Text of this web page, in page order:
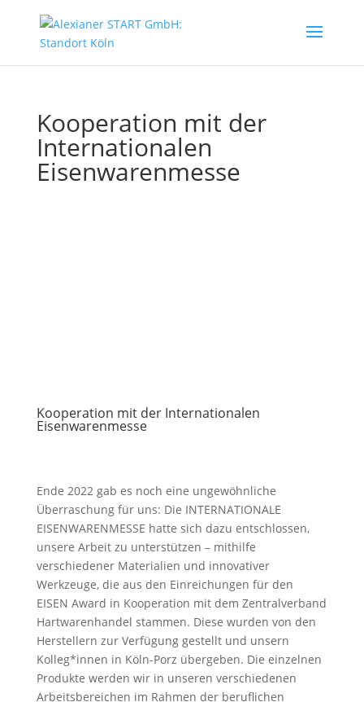
Kooperation mit der
Internationalen
Eisenwarenmesse
Kooperation mit der Internationalen
Eisenwarenmesse
Ende 2022 gab es noch eine ungewöhnliche
Überraschung für uns: Die INTERNATIONALE
EISENWARENMESSE hatte sich dazu entschlossen,
unsere Arbeit zu unterstützen – mithilfe
verschiedener Materialien und innovativer
Werkzeuge, die aus den Einreichungen für den
EISEN Award in Kooperation mit dem Zentralverband
Hartwarenhandel stammen. Diese wurden von den
Herstellern zur Verfügung gestellt und unsern
Kolleg*innen in Köln-Porz übergeben. Die einzelnen
Produkte werden wir in unseren verschiedenen
Arbeitsbereichen im Rahmen der beruflichen